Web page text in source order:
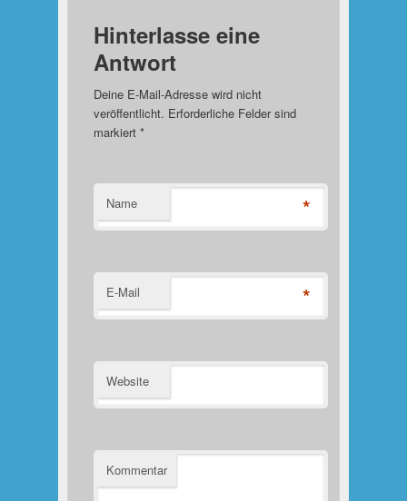
Hinterlasse eine
Antwort
Deine E-Mail-Adresse wird nicht
veröffentlicht. Erforderliche Felder sind
markiert *
Name *
E-Mail *
Website
Kommentar